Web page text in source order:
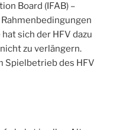
Board (IFAB) –
sich der HFV dazu
zu verlängern.
Spielbetrieb des HFV